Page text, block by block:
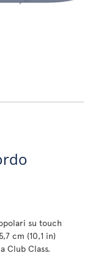
su touch
cm (10,1 in)
Club Class.